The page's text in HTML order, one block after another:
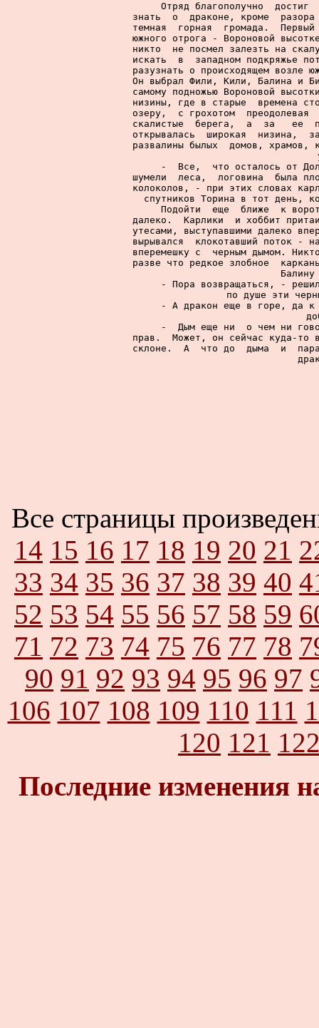
Отряд благополучно  достиг
знать  о  драконе, кроме  разора
темная  горная  громада.  Первый
южного отрога - Вороновой
никто  не посмел залезть на
искать  в  западном подкряжье
разузнать о происходящем возле
Он выбрал Фили, Кили, Балина и
самому подножью Вороновой
низины, где в старые  времена
озеру,  с грохотом  преодолевая
скалистые  берега,  а  за   ее
открывалась  широкая  низина,
развалины былых  домов, храмов,
-  Все,  что осталось от
шумели  леса,  логовина  была
колоколов, - при этих словах
спутников Торина в тот день,
Подойти  еще  ближе  к
далеко.  Карлики  и хоббит
утесами, выступавшими далеко
вырывался  клокотавший поток -
вперемешку с  черным дымом.
разве что редкое злобное
- Пора возвращаться, -
по душе эти
- А дракон еще в горе, да
-  Дым еще ни  о чем ни
прав.  Может, он сейчас куда-то
склоне.  А  что до  дыма  и
Все страницы
14 15 16 17 18 19 20 21
33 34 35 36 37 38 39 40
52 53 54 55 56 57 58 59
71 72 73 74 75 76 77 78
90 91 92 93 94 95 96 97
106 107 108 109 110 111
120 121
Последние изменения